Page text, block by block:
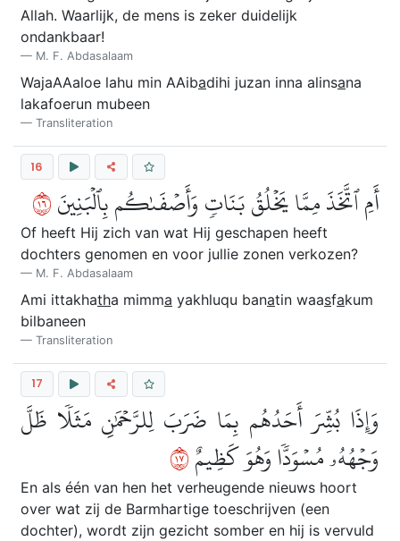
Allah. Waarlijk, de mens is zeker duidelijk
ondankbaar!
M. F. Abdasalaam
WajaAAaloe lahu min AAibadihi juzan inna alinsana
lakafoerun mubeen
Transliteration
16
أَمِ ٱتَّخَذَ مِمَّا يَخۡلُقُ بَنَاتٖ وَأَصۡفَىٰكُم بِٱلۡبَنِينَ٦١
Of heeft Hij zich van wat Hij geschapen heeft
dochters genomen en voor jullie zonen verkozen?
M. F. Abdasalaam
Ami ittakhatha mimma yakhluqu banatin waasfakum
bilbaneen
Transliteration
17
وَإِذَا بُشِّرَ أَحَدُهُم بِمَا ضَرَبَ لِلرَّحۡمَٰنِ مَثَلٗا ظَلَّ
وَجۡهُهُۥ مُسۡوَدّٗا وَهُوَ كَظِيمٌ٧١
En als één van hen het verheugende nieuws hoort
over wat zij de Barmhartige toeschrijven (een
dochter), wordt zijn gezicht somber en hij is vervuld